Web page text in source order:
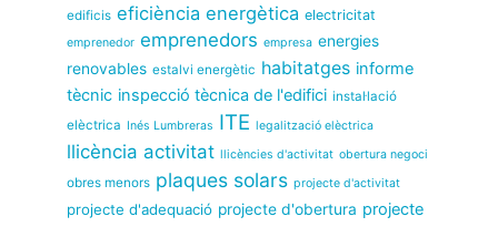
edificis eficiència energètica electricitat
emprenedor emprenedors empresa energies
renovables estalvi energètic habitatges informe
tècnic inspecció tècnica de l'edifici instal·lació
elèctrica Inés Lumbreras ITE legalització elèctrica
llicència activitat llicències d'activitat obertura negoci
obres menors plaques solars projecte d'activitat
projecte d'adequació projecte d'obertura projecte